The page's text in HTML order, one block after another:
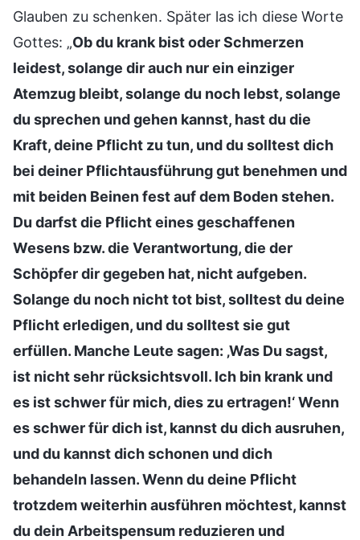
Glauben zu schenken. Später las ich diese Worte
Gottes: „Ob du krank bist oder Schmerzen
leidest, solange dir auch nur ein einziger
Atemzug bleibt, solange du noch lebst, solange
du sprechen und gehen kannst, hast du die
Kraft, deine Pflicht zu tun, und du solltest dich
bei deiner Pflichtausführung gut benehmen und
mit beiden Beinen fest auf dem Boden stehen.
Du darfst die Pflicht eines geschaffenen
Wesens bzw. die Verantwortung, die der
Schöpfer dir gegeben hat, nicht aufgeben.
Solange du noch nicht tot bist, solltest du deine
Pflicht erledigen, und du solltest sie gut
erfüllen. Manche Leute sagen: ‚Was Du sagst,
ist nicht sehr rücksichtsvoll. Ich bin krank und
es ist schwer für mich, dies zu ertragen!‘ Wenn
es schwer für dich ist, kannst du dich ausruhen,
und du kannst dich schonen und dich
behandeln lassen. Wenn du deine Pflicht
trotzdem weiterhin ausführen möchtest, kannst
du dein Arbeitspensum reduzieren und